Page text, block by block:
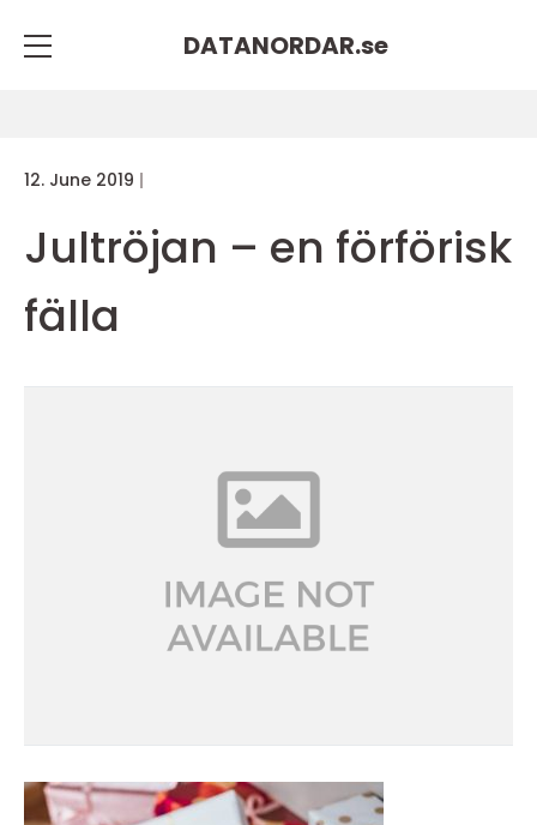
DATANORDAR.se
12. June 2019
Jultröjan – en förförisk
fälla